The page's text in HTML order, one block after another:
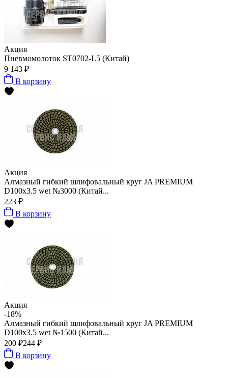
Акция
Пневмомолоток ST0702-L5 (Китай)
9 143 ₽
В корзину
Акция
Алмазный гибкий шлифовальный круг JA PREMIUM
D100x3.5 wet №3000 (Китай...
223 ₽
В корзину
Акция
-18%
Алмазный гибкий шлифовальный круг JA PREMIUM
D100x3.5 wet №1500 (Китай...
200 ₽244 ₽
В корзину